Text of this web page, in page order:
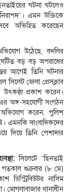
ঘটনা ঘটলেও
এমন উক্তিকে
অভিহিত করেছেন
উঠেছে, বদলির
বড় বড় অপরাধের
আগেই তিনি ঘটনার
সিলেট জেলা প্রেসক্লাব
প্রকাশ করেন।
অঙ্গ-সহযোগী সংগঠন
অভিযোগ করেন, পুলিশ
এমনকি সাংবাদিকদের
দিয়ে তিনি পেশাদার
সিলেটে ‘ছিনতাই
গতকাল শুক্রবার (৮ মে)
ডিস্ট্রিবিউটর নাসিম
মোগলাবাজার থানাধীন